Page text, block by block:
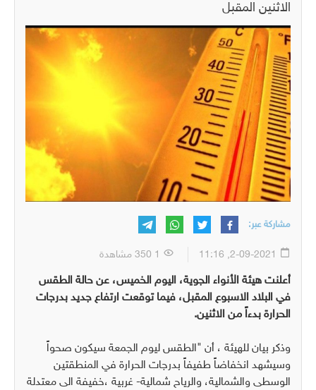
الاثنين المقبل
مشاركة عبر:
أعلنت هيئة الأنواء الجوية، اليوم الخميس، عن حالة الطقس
في البلاد الاسبوع المقبل، فيما توقعت ارتفاع جديد بدرجات
الحرارة بدءاً من الاثنين.
وذكر بيان للهيئة ، أن "الطقس ليوم الجمعة سيكون صحواً
وسيشهد انخفاضاً طفيفاً بدرجات الحرارة في المنطقتين
الوسطى والشمالية، والرياح شمالية- غربية ،خفيفة الى معتدلة